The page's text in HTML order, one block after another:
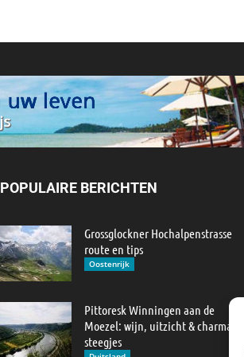
POPULAIRE BERICHTEN
Grossglockner Hochalpenstrasse
route en tips
Oostenrijk
Pittoresk Winningen aan de
Moezel: wijn, uitzicht & charmante
steegjes